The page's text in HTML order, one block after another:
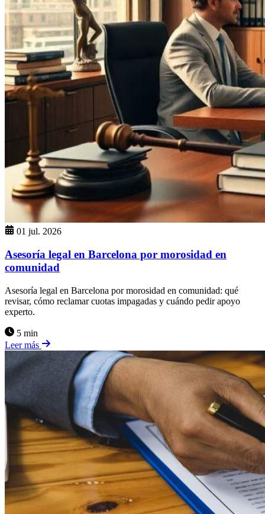
01 jul. 2026
Asesoría legal en Barcelona por morosidad en
comunidad
Asesoría legal en Barcelona por morosidad en comunidad: qué
revisar, cómo reclamar cuotas impagadas y cuándo pedir apoyo
experto.
5 min
Leer más